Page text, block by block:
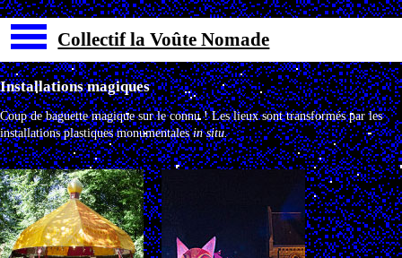
Collectif la Voûte Nomade
Installations magiques
Coup de baguette magique sur le connu !Les lieux sont transformés par les
installations plastiques monumentalesin situ.